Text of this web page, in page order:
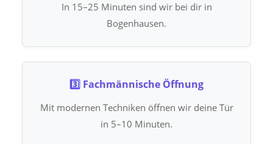
In 15–25 Minuten sind wir bei dir in
Bogenhausen.
3️⃣ Fachmännische Öffnung
Mit modernen Techniken öffnen wir deine Tür
in 5–10 Minuten.